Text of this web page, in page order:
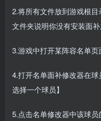
2.将所有文件放到游戏根
文件夹说明你没有安装面补
3.游戏中打开某阵容名单
4.打开名单面补修改器在
选择一个球员】
5.点击名单修改器中该球